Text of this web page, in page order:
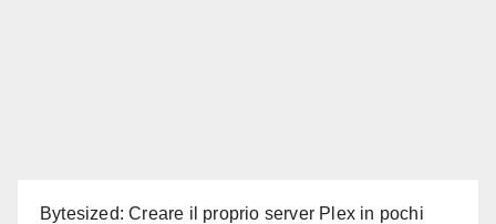
Bytesized: Creare il proprio server Plex in pochi